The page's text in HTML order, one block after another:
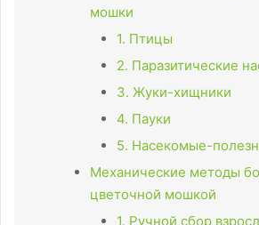
мошки
1. Птицы
2. Паразитические
3. Жуки-хищники
4. Пауки
5. Насекомые-
Механические методы
цветочной мошкой
1. Ручной сбор